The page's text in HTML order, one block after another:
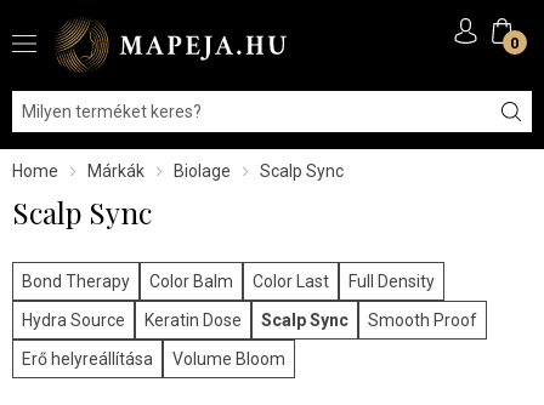
0
Home Márkák Biolage Scalp Sync
Scalp Sync
Bond Therapy Color Balm Color Last
Full Density
Hydra Source
Keratin Dose Scalp Sync
Smooth Proof
Erő helyreállítása
Volume Bloom